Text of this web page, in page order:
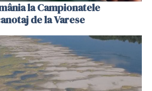
la Campionatele
de la Varese